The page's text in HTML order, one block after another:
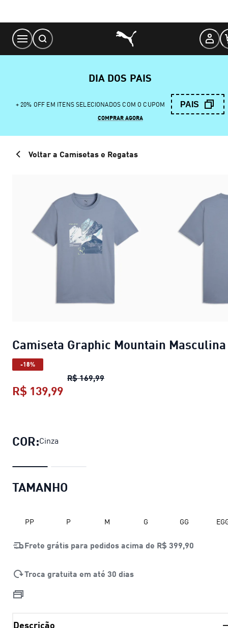
Content
DIA DOS PAIS
+ 20% OFF EM ITENS SELECIONADOS COM O CUPOM PAIS
COMPRAR AGORA
Voltar a Camisetas e Regatas
Camiseta Graphic Mountain Masculina
-18%
R$ 169,99Camiseta Graphic Mountain
R$ 139,99
COR:Cinza
TAMANHO
PP P M G GG
Frete grátis para pedidos acima de R$ 399,90
Troca gratuita em até 30 dias
Descrição